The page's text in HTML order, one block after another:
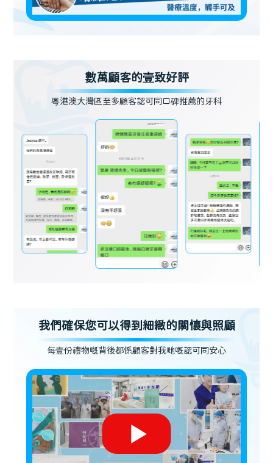
數萬顧客的壹致好評
粵港澳大灣區至多顧客認可同口碑推薦的牙科
我們確保您可以得到細緻的關懷與照顧
每壹份禮物嘅背後都係顧客對我哋嘅認可同安心